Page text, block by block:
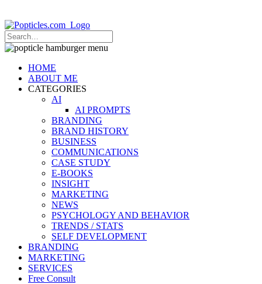
Popticles.com
HOME
ABOUT ME
CATEGORIES
AI
AI PROMPTS
BRANDING
BRAND HISTORY
BUSINESS
COMMUNICATIONS
CASE STUDY
E-BOOKS
INSIGHT
MARKETING
NEWS
PSYCHOLOGY AND BEHAVIOR
TRENDS / STATS
SELF DEVELOPMENT
BRANDING
MARKETING
SERVICES
Free Consult